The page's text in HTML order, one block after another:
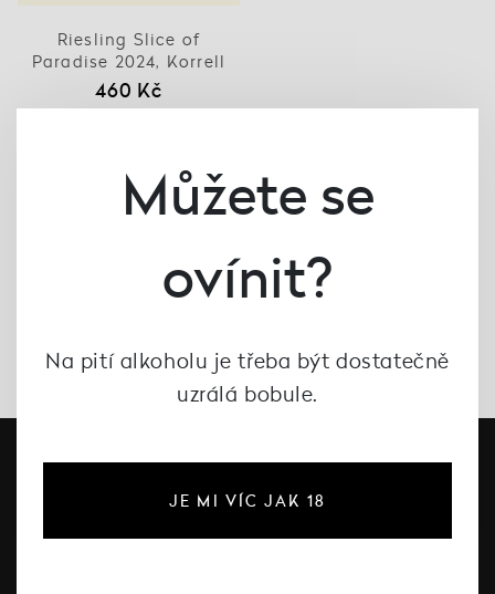
Riesling Slice of
Paradise 2024, Korrell
460 Kč
Můžete se
ovínit?
Na pití alkoholu je třeba být dostatečně
uzrálá bobule.
JE MI VÍC JAK 18